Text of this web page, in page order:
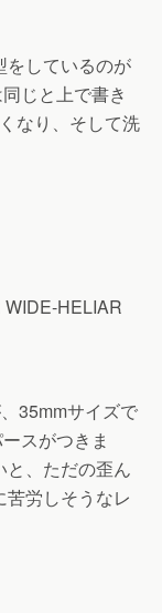
しているのが
じと上で書き
なり、そして洗
HELIAR
35mmサイズで
スがつきま
、ただの歪ん
労しそうなレ